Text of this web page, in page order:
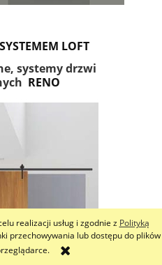
realizacji usług i zgodnie z Polityką
przechowywania lub dostępu do plików
LOFT
systemy drzwi
RENO